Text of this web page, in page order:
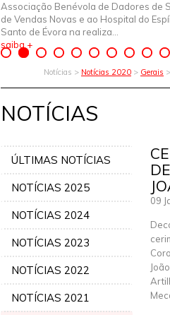
Associação Benévola de Dadores de
de Vendas Novas e ao Hospital do
Santo de Évora na realiza...
saiba +
Notícias > Notícias 2020 > Gerais
NOTÍCIAS
ÚLTIMAS NOTÍCIAS
NOTÍCIAS 2025
NOTÍCIAS 2024
NOTÍCIAS 2023
NOTÍCIAS 2022
NOTÍCIAS 2021
09